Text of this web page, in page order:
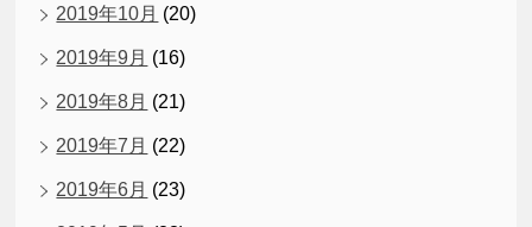
2019年10月 (20)
2019年9月 (16)
2019年8月 (21)
2019年7月 (22)
2019年6月 (23)